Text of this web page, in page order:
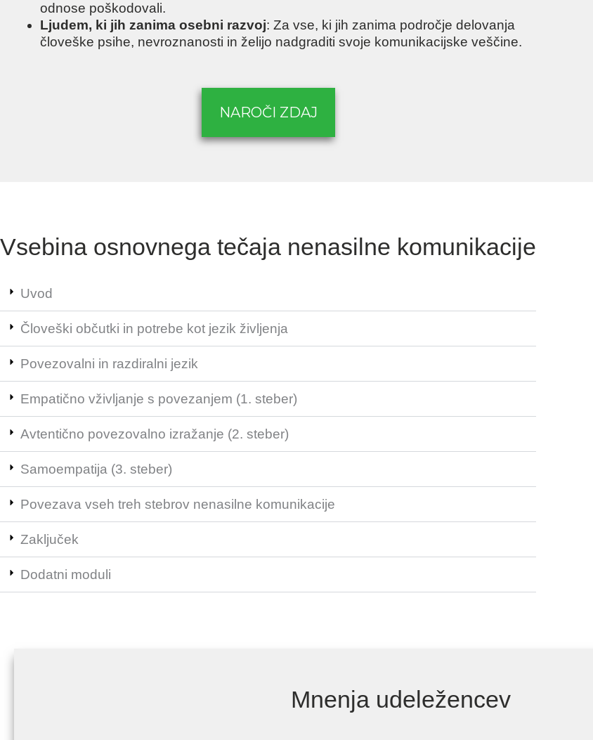
odnose poškodovali.
Ljudem, ki jih zanima osebni razvoj: Za vse, ki jih zanima področje delovanja
človeške psihe, nevroznanosti in želijo nadgraditi svoje komunikacijske veščine.
NAROČI ZDAJ
Vsebina osnovnega tečaja nenasilne komunikacije ​
Uvod
Človeški občutki in potrebe kot jezik življenja
Povezovalni in razdiralni jezik
Empatično vživljanje s povezanjem (1. steber)
Avtentično povezovalno izražanje (2. steber)
Samoempatija (3. steber)
Povezava vseh treh stebrov nenasilne komunikacije
Zaključek
Dodatni moduli
Mnenja udeležencev